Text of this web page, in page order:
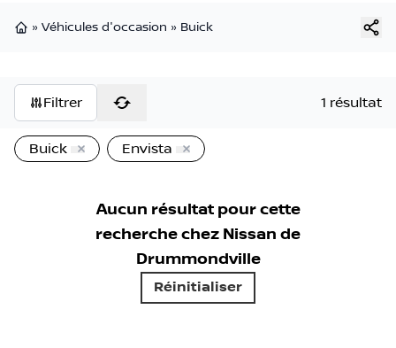
» Véhicules d'occasion » Buick
Filtrer 1 résultat
Buick Envista
Aucun résultat pour cette
recherche chez Nissan de
Drummondville
Réinitialiser